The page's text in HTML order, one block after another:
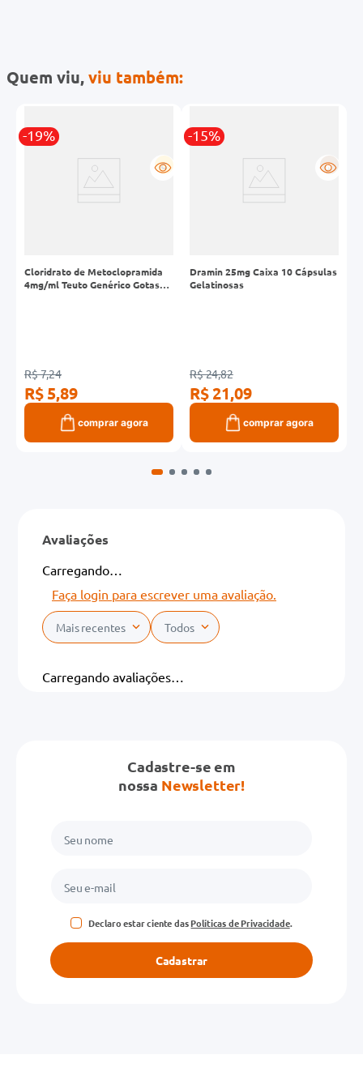
Quem viu,viu também:
-19%
G
Cloridrato de Metoclopramida
4mg/ml Teuto Genérico Gotas
R$ 7,24
R$ 5,89
comprar agora
-15%
R
Dramin 25mg Caixa 10 Cápsulas
Gelatinosas
R$ 24,82
R$ 21,09
comprar agora
Avaliações
Carregando…
Faça login para escrever uma avaliação.
Mais recentes Todos
Carregando avaliações…
Cadastre-se em
nossa Newsletter!
Declaro estar ciente dasPolíticas de Privacidade.
Cadastrar